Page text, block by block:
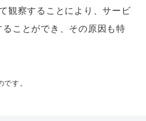
観察することにより、サービ
ことができ、その原因も特
す。